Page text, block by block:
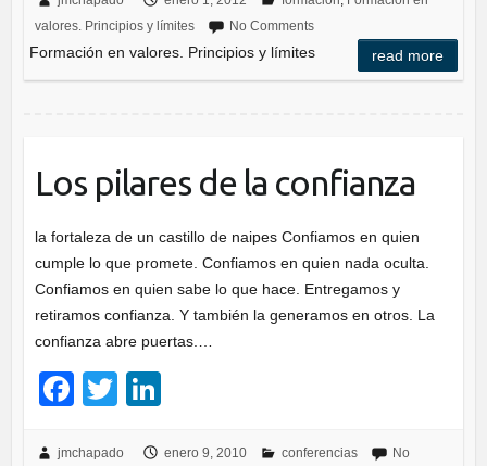
e
b
k
er e
dI
valores. Principios y límites
No Comments
Formación en valores. Principios y límites read more
Los pilares de la confianza
la fortaleza de un castillo de naipes Confiamos en quien
cumple lo que promete. Confiamos en quien nada oculta.
Confiamos en quien sabe lo que hace. Entregamos y
retiramos confianza. Y también la generamos en otros. La
confianza abre puertas.…
F
T
jmchapado enero 9, 2010 conferencias
No